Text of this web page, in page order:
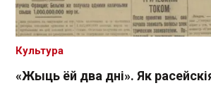
«Жыць ёй два дні». Як
Культура